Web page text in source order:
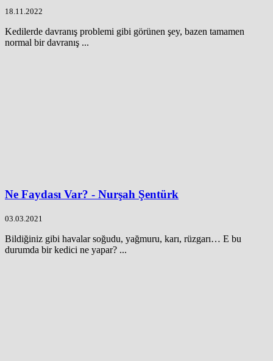
18.11.2022
Kedilerde davranış problemi gibi görünen şey, bazen tamamen
normal bir davranış ...
Ne Faydası Var? - Nurşah Şentürk
03.03.2021
Bildiğiniz gibi havalar soğudu, yağmuru, karı, rüzgarı… E bu
durumda bir kedici ne yapar? ...